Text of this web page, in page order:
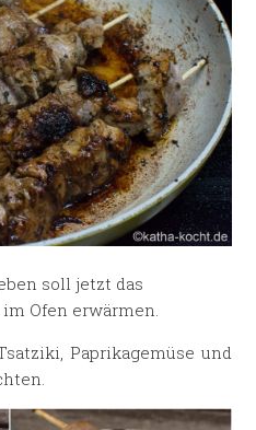
soll jetzt das
Ofen erwärmen.
Paprikagemüse und